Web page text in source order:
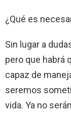
¿Qué es
Sin lugar a
pero que habrá
capaz de
seremos
vida. Ya no